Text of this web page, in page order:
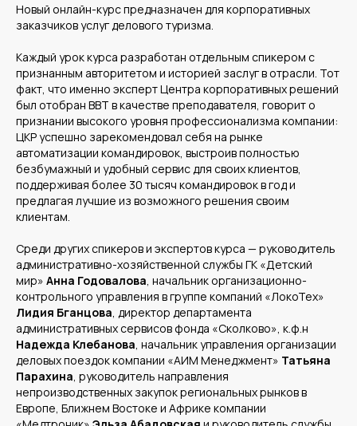
Новый онлайн-курс предназначен для корпоративных
заказчиков услуг делового туризма.
Каждый урок курса разработан отдельным спикером с
признанным авторитетом и историей заслуг в отрасли. Тот
факт, что именно эксперт Центра корпоративных решений
был отобран BBT в качестве преподавателя, говорит о
признании высокого уровня профессионализма компании:
ЦКР успешно зарекомендовал себя на рынке
автоматизации командировок, выстроив полностью
безбумажный и удобный сервис для своих клиентов,
поддерживая более 30 тысяч командировок в год и
предлагая лучшие из возможного решения своим
клиентам.
Среди других спикеров и экспертов курса — руководитель
административно-хозяйственной службы ГК «Детский
мир» Анна Годовалова , начальник организационно-
контрольного управления в группе компаний «ЛокоТех»
Лидия Бганцова , директор департамента
административных сервисов фонда «Сколково», к.ф.н
Надежда Клебанова , начальник управления организации
деловых поездок компании «АИМ Менеджмент» Татьяна
Парахина , руководитель направления
непроизводственных закупок региональных рынков в
Европе, Ближнем Востоке и Африке компании
Среднему бизнесу
Крупному бизнесу
Корпорациям